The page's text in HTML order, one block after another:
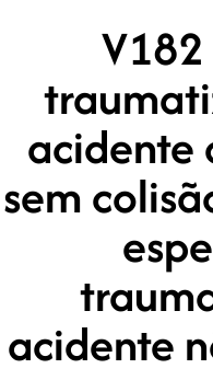
acidente
sem
acidente